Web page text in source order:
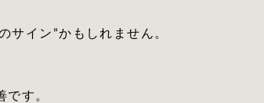
サイン”かもしれません。
です。